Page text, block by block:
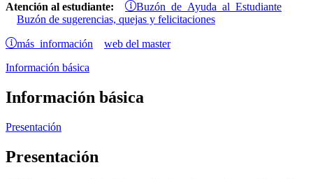
Atención al estudiante: Buzón de Ayuda al Estudiante
Buzón de sugerencias, quejas y felicitaciones
más información
web del master
Información básica
Información básica
Presentación
Presentación